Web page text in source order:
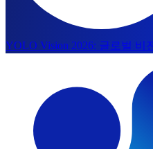
YOLO Vision 2026: 글로벌 비